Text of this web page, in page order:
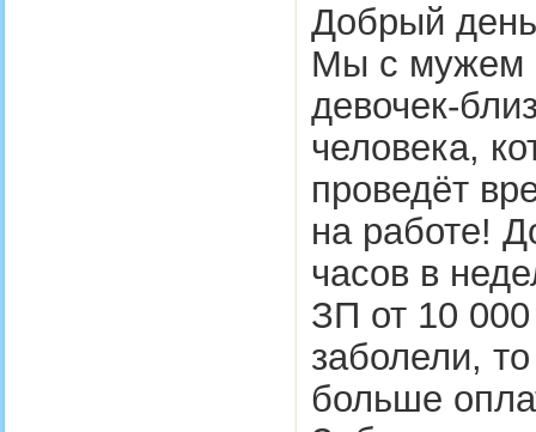
Добрый
Мы с мужем
девочек-
человека,
проведёт
на работе!
часов в
ЗП от 10
заболели,
больше